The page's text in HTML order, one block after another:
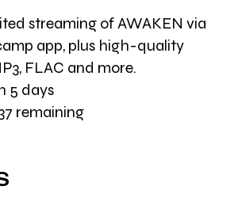
streaming of AWAKEN via
app, plus high-quality
FLAC and more.
5 days
remaining